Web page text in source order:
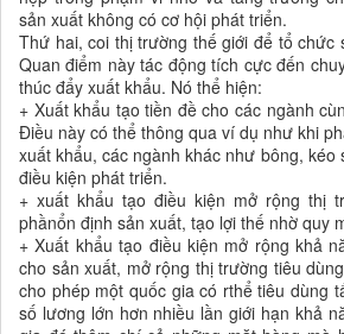
sản xuất không có cơ hội phát triển.
Thứ hai, coi thị trường thế giới để tổ chức
Quan điểm này tác động tích cực đến
thúc đẩy xuất khẩu. Nó thể hiện:
+ Xuất khẩu tạo tiền đề cho các ngành
Điều này có thể thông qua ví dụ như khi
xuất khẩu, các ngành khác như bông,
điều kiện phát triển.
+ xuất khẩu tạo điều kiện mở rộng thị
phầnổn định sản xuất, tạo lợi thế nhờ quy
+ Xuất khẩu tạo điều kiện mở rộng khả
cho sản xuất, mở rộng thị trường tiêu
cho phép một quốc gia có rthể tiêu dùng
số lương lớn hơn nhiều lần giới hạn khả